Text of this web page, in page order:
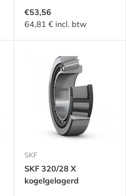
€53,56
64,81 € incl. btw
SKF
SKF 320/28 X
kogelgelagerd